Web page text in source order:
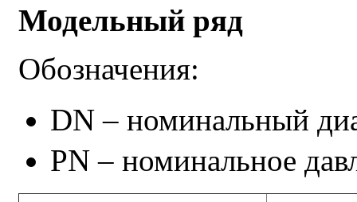
Модельный ряд
Обозначения:
DN – номинальный
PN – номинальное